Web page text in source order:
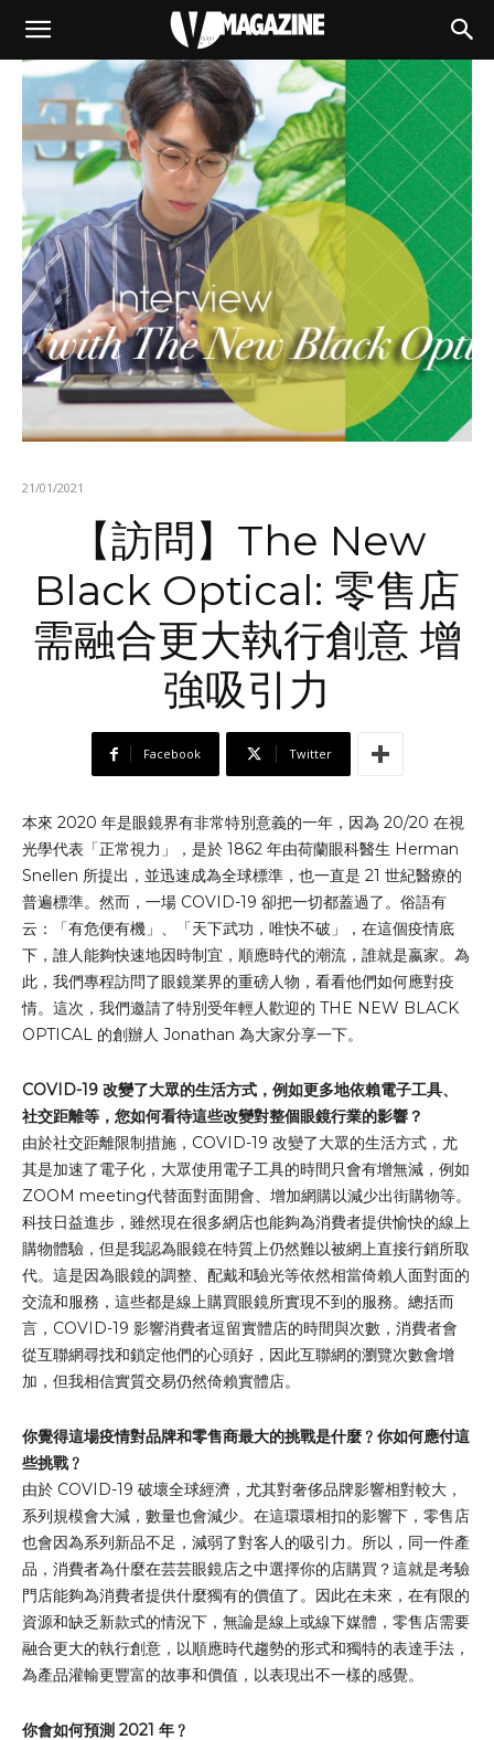
21/01/2021
【訪問】The New
Black Optical: 零售店
需融合更大執行創意 增
強吸引力
Facebook Twitter
本來 2020 年是眼鏡界有非常特別意義的一年，因為 20/20 在視
光學代表「正常視力」，是於 1862 年由荷蘭眼科醫生 Herman
Snellen 所提出，並迅速成為全球標準，也一直是 21 世紀醫療的
普遍標準。然而，一場 COVID-19 卻把一切都蓋過了。俗語有
云：「有危便有機」、「天下武功，唯快不破」，在這個疫情底
下，誰人能夠快速地因時制宜，順應時代的潮流，誰就是嬴家。為
此，我們專程訪問了眼鏡業界的重磅人物，看看他們如何應對疫
情。這次，我們邀請了特別受年輕人歡迎的 THE NEW BLACK
OPTICAL 的創辦人 Jonathan 為大家分享一下。
COVID-19 改變了大眾的生活方式，例如更多地依賴電子工具、
社交距離等，您如何看待這些改變對整個眼鏡行業的影響？
由於社交距離限制措施，COVID-19 改變了大眾的生活方式，尤
其是加速了電子化，大眾使用電子工具的時間只會有增無減，例如
ZOOM meeting代替面對面開會、增加網購以減少出街購物等。
科技日益進步，雖然現在很多網店也能夠為消費者提供愉快的線上
購物體驗，但是我認為眼鏡在特質上仍然難以被網上直接行銷所取
代。這是因為眼鏡的調整、配戴和驗光等依然相當倚賴人面對面的
交流和服務，這些都是線上購買眼鏡所實現不到的服務。總括而
言，COVID-19 影響消費者逗留實體店的時間與次數，消費者會
從互聯網尋找和鎖定他們的心頭好，因此互聯網的瀏覽次數會增
加，但我相信實質交易仍然倚賴實體店。
你覺得這場疫情對品牌和零售商最大的挑戰是什麼﹖你如何應付這
些挑戰﹖
由於 COVID-19 破壞全球經濟，尤其對奢侈品牌影響相對較大，
系列規模會大減，數量也會減少。在這環環相扣的影響下，零售店
也會因為系列新品不足，減弱了對客人的吸引力。所以，同一件產
品，消費者為什麼在芸芸眼鏡店之中選擇你的店購買？這就是考驗
門店能夠為消費者提供什麼獨有的價值了。因此在未來，在有限的
資源和缺乏新款式的情況下，無論是線上或線下媒體，零售店需要
融合更大的執行創意，以順應時代趨勢的形式和獨特的表達手法，
為產品灌輸更豐富的故事和價值，以表現出不一樣的感覺。
你會如何預測 2021 年﹖